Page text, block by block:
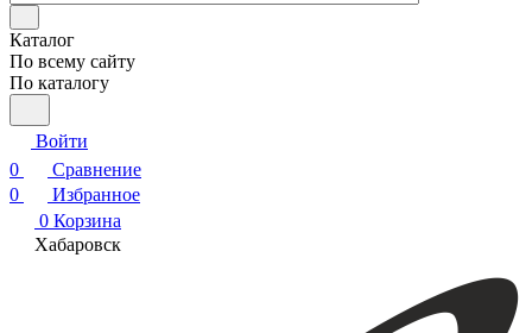
Каталог
По всему сайту
По каталогу
Войти
0
Сравнение
0
Избранное
0 Корзина
Хабаровск